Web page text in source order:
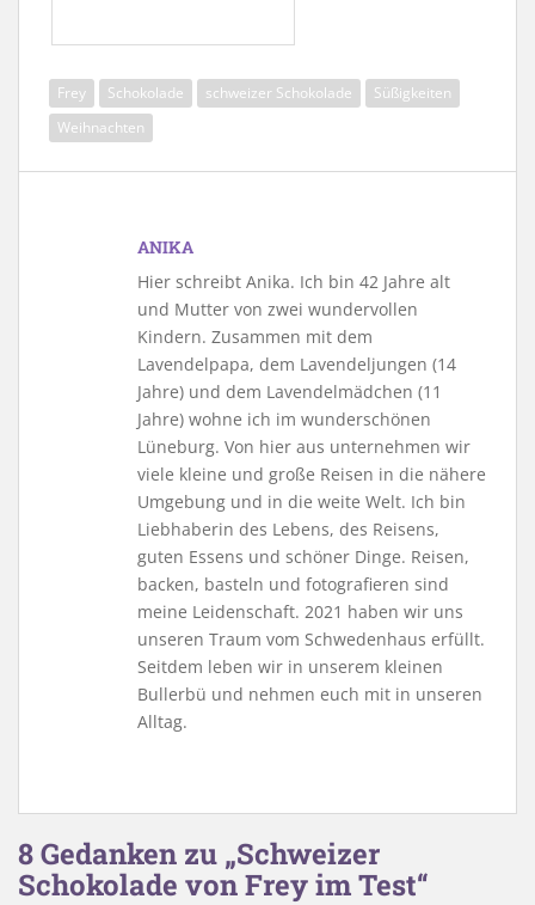
Frey Schokolade schweizer Schokolade
Süßigkeiten
Weihnachten
ANIKA
Hier schreibt Anika. Ich bin 42 Jahre alt
und Mutter von zwei wundervollen
Kindern. Zusammen mit dem
Lavendelpapa, dem Lavendeljungen (14
Jahre) und dem Lavendelmädchen (11
Jahre) wohne ich im wunderschönen
Lüneburg. Von hier aus unternehmen wir
viele kleine und große Reisen in die nähere
Umgebung und in die weite Welt. Ich bin
Liebhaberin des Lebens, des Reisens,
guten Essens und schöner Dinge. Reisen,
backen, basteln und fotografieren sind
meine Leidenschaft. 2021 haben wir uns
unseren Traum vom Schwedenhaus erfüllt.
Seitdem leben wir in unserem kleinen
Bullerbü und nehmen euch mit in unseren
Alltag.
8 Gedanken zu „Schweizer
Schokolade von Frey im Test“